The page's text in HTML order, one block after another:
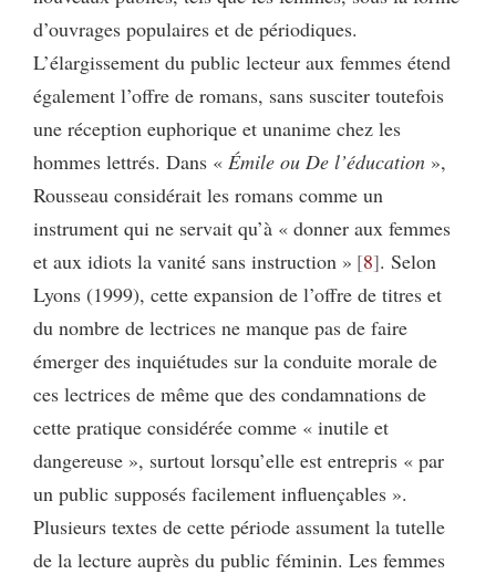
d’ouvrages populaires et de périodiques.
L’élargissement du public lecteur aux femmes étend
également l’offre de romans, sans susciter toutefois
une réception euphorique et unanime chez les
hommes lettrés. Dans « Émile ou De l’éducation »,
Rousseau considérait les romans comme un
instrument qui ne servait qu’à « donner aux femmes
et aux idiots la vanité sans instruction » 8 . Selon
Lyons (1999), cette expansion de l’offre de titres et
du nombre de lectrices ne manque pas de faire
émerger des inquiétudes sur la conduite morale de
ces lectrices de même que des condamnations de
cette pratique considérée comme « inutile et
dangereuse », surtout lorsqu’elle est entrepris « par
un public supposés facilement influençables ».
Plusieurs textes de cette période assument la tutelle
de la lecture auprès du public féminin. Les femmes